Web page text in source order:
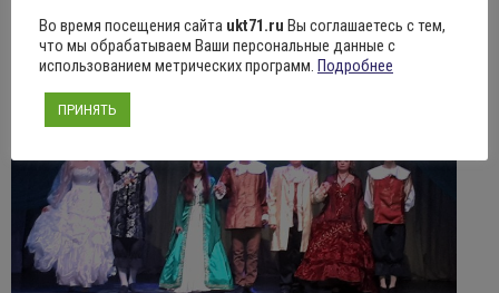
Во время посещения сайта ukt71.ru Вы соглашаетесь с тем,
что мы обрабатываем Ваши персональные данные с
использованием метрических программ. Подробнее
ПРИНЯТЬ